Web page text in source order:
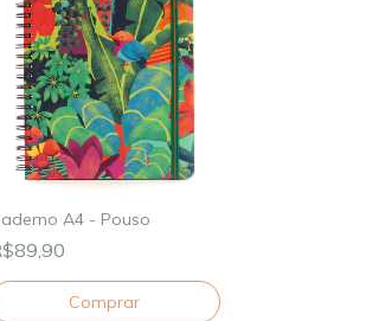
A4 - Pouso
Comprar